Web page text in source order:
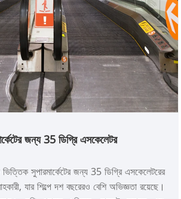
জন্য 35 ডিগ্রি এসকেলেটর
সুপারমার্কেটের জন্য 35 ডিগ্রি এসকেলেটরের
যার শিল্পে দশ বছরেরও বেশি অভিজ্ঞতা রয়েছে।